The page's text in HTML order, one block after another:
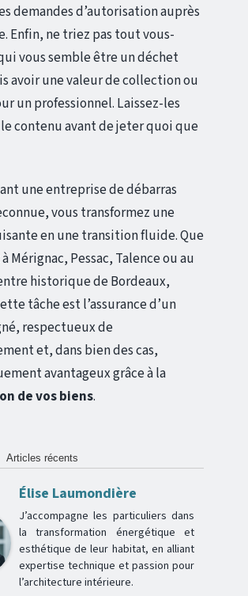
demandes d’autorisation auprès
Enfin, ne triez pas tout vous-
vous semble être un déchet
avoir une valeur de collection ou
un professionnel. Laissez-les
contenu avant de jeter quoi que
une entreprise de débarras
vous transformez une
en une transition fluide. Que
Mérignac, Pessac, Talence ou au
historique de Bordeaux,
tâche est l’assurance d’un
respectueux de
et, dans bien des cas,
avantageux grâce à la
de vos biens.
Articles récents
Élise Laumondière
J’accompagne les particuliers dans
la transformation énergétique et
esthétique de leur habitat, en alliant
expertise technique et passion pour
l’architecture intérieure.